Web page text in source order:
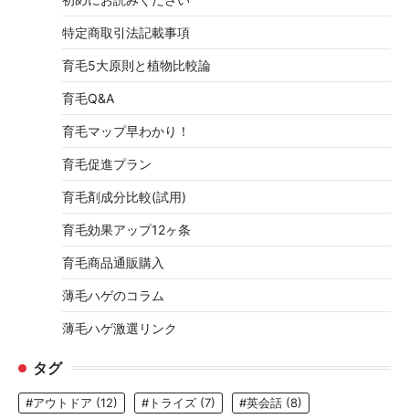
特定商取引法記載事項
育毛5大原則と植物比較論
育毛Q&A
育毛マップ早わかり！
育毛促進プラン
育毛剤成分比較(試用)
育毛効果アップ12ヶ条
育毛商品通販購入
薄毛ハゲのコラム
薄毛ハゲ激選リンク
タグ
#アウトドア (12) #トライズ (7) #英会話 (8)